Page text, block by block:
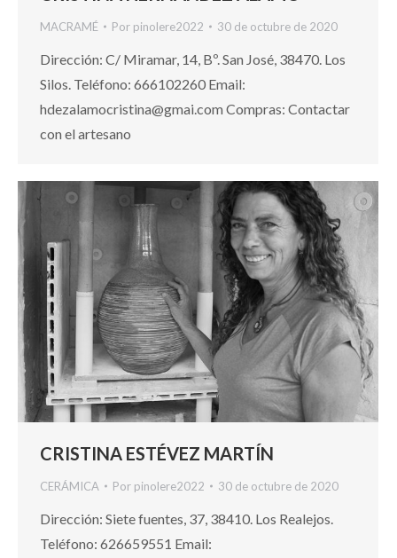
MACRAMÉ Por pinolere2022 30 de octubre de 2020
Dirección: C/ Miramar, 14, Bº. San José, 38470. Los
Silos. Teléfono: 666102260 Email:
hdezalamocristina@gmai.com Compras: Contactar
con el artesano
CRISTINA ESTÉVEZ MARTÍN
CERÁMICA Por pinolere2022 30 de octubre de 2020
Dirección: Siete fuentes, 37, 38410. Los Realejos.
Teléfono: 626659551 Email: